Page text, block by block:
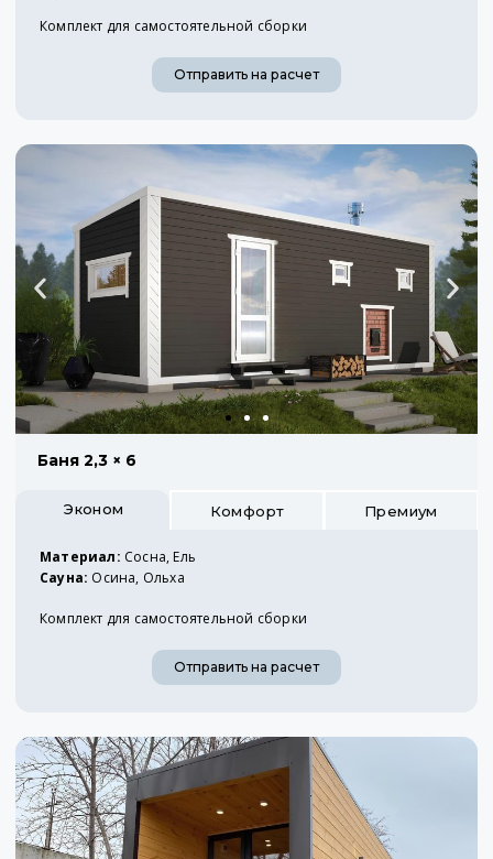
Комплект для самостоятельной сборки
Отправить на расчет
Баня 2,3 × 6
Эконом Комфорт Премиум
Материал: Сосна, Ель
Сауна: Осина, Ольха
Комплект для самостоятельной сборки
Отправить на расчет